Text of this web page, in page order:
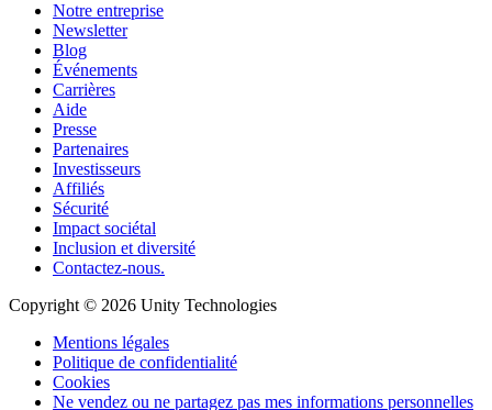
Notre entreprise
Newsletter
Blog
Événements
Carrières
Aide
Presse
Partenaires
Investisseurs
Affiliés
Sécurité
Impact sociétal
Inclusion et diversité
Contactez-nous.
Copyright © 2026 Unity Technologies
Mentions légales
Politique de confidentialité
Cookies
Ne vendez ou ne partagez pas mes informations personnelles